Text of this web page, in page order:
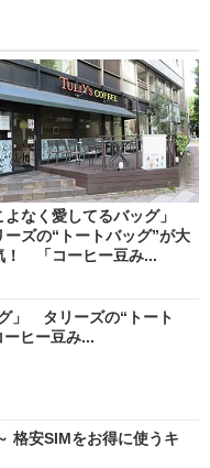
よなく愛してるバッグ」
ーズの“トートバッグ”が大
！ 「コーヒー豆み...
」 タリーズの“トート
ヒー豆み...
格安SIMをお得に使うキ